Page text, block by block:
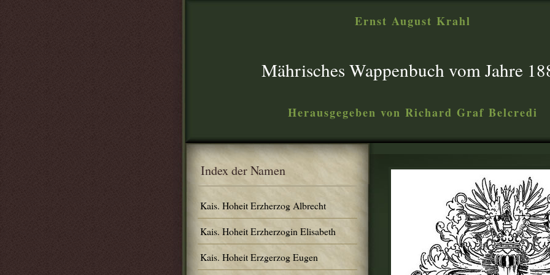
Ernst August Krahl
Mährisches Wappenbuch vom Jahre
Herausgegeben von Richard Graf Belcredi
Index der Namen
Kais. Hoheit Erzherzog Albrecht
Kais. Hoheit Erzherzogin Elisabeth
Kais. Hoheit Erzgerzog Eugen